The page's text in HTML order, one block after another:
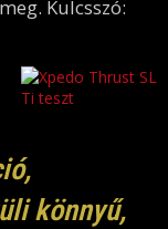
Kulcsszó:
könnyű,